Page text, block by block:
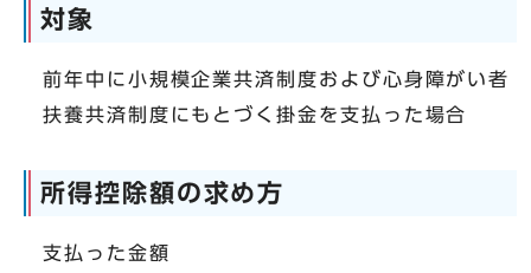
対象
前年中に小規模企業共済制度および心身障がい者
扶養共済制度にもとづく掛金を支払った場合
所得控除額の求め方
支払った金額